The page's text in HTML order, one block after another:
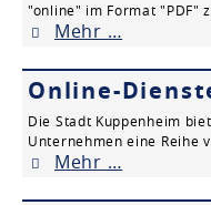
"online" im Format "PDF"
Mehr …
Online-
Die Stadt Kuppenheim
Unternehmen eine Reihe
Mehr …